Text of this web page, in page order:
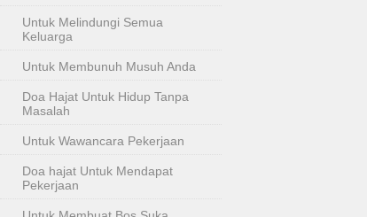
Untuk Melindungi Semua
Keluarga
Untuk Membunuh Musuh Anda
Doa Hajat Untuk Hidup Tanpa
Masalah
Untuk Wawancara Pekerjaan
Doa hajat Untuk Mendapat
Pekerjaan